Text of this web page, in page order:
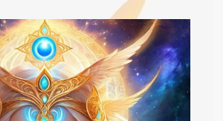
BRÜCKENSTRÖME!